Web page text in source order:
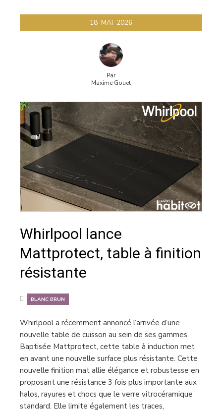
induction
18 MAI 2026
Par
Maxime Gouet
Whirlpool lance
Mattprotect, table à finition
résistante
BLANC BRUN
Whirlpool a récemment annoncé l’arrivée d’une
nouvelle table de cuisson au sein de ses gammes.
Baptisée Mattprotect, cette table à induction met
en avant une nouvelle surface plus résistante. Cette
nouvelle finition mat allie élégance et robustesse en
proposant une résistance 3 fois plus importante aux
halos, rayures et chocs que le verre vitrocéramique
standard. Elle limite également les traces,